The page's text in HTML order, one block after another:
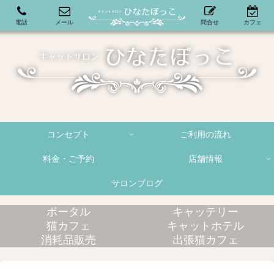
コンセプト ご利用の流れ
料金・ご予約 店舗情報
サロンブログ
ポータル
キャッテリー
猫カフェ
キャットホテル
消耗品販売
出張猫カフェ
電話 メール 問合せ カフェ